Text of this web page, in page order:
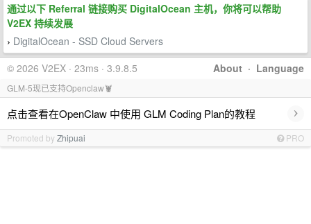
通过以下 Referral 链接购买 DigitalOcean 主机，你将可以帮助
V2EX 持续发展
› DigitalOcean - SSD Cloud Servers
About · Language
© 2026 V2EX · 23ms · 3.9.8.5
GLM-5现已支持Openclaw🦞
点击查看在OpenClaw 中使用 GLM Coding Plan的教程 ›
Promoted byZhipuai PRO